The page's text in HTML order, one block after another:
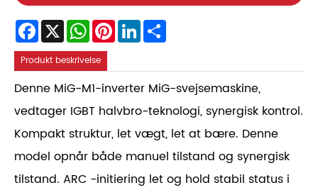
Facebook
X WhatsAppPinterestLinkedIn
Produkt beskrivelse
Denne MiG-M1-inverter MiG-svejsemaskine,
vedtager IGBT halvbro-teknologi, synergisk kontrol.
Kompakt struktur, let vægt, let at bære. Denne
model opnår både manuel tilstand og synergisk
tilstand. ARC -initiering let og hold stabil status i